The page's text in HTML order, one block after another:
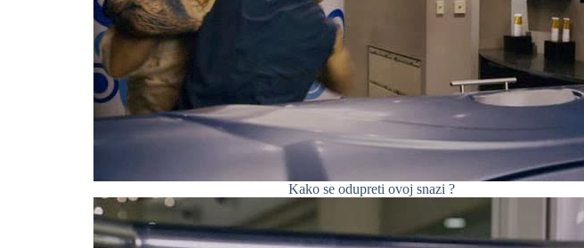
Kako se odupreti ovoj snazi ?